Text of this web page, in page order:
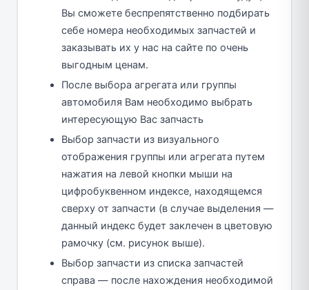
Вы сможете беспрепятственно подбирать
себе номера необходимых запчастей и
заказывать их у нас на сайте по очень
выгодным ценам.
После выбора агрегата или группы
автомобиля Вам необходимо выбрать
интересующую Вас запчасть
Выбор запчасти из визуального
отображения группы или агрегата путем
нажатия на левой кнопки мыши на
цифробуквенном индексе, находящемся
сверху от запчасти (в случае выделения —
данный индекс будет заклечен в цветовую
рамочку (см. рисунок выше).
Выбор запчасти из списка запчастей
справа — после нахождения необходимой